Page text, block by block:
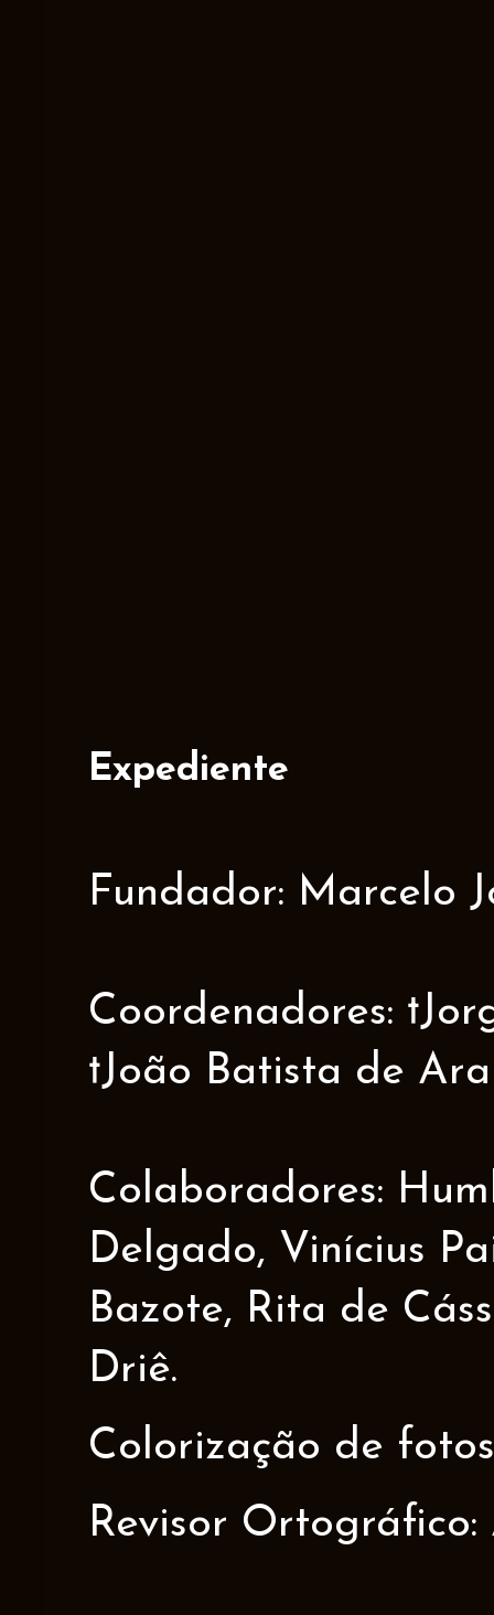
Expediente
Fundador: Marcelo
Coordenadores:
†João Batista de
Colaboradores:
Delgado, Vinícius
Bazote, Rita de
Driê.
Colorização de
Revisor Ortográfico: